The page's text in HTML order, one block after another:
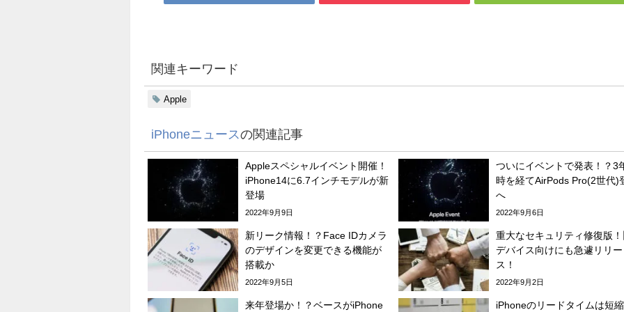
関連キーワード
Apple
iPhoneニュースの関連記事
Appleスペシャルイベント開催！
iPhone14に6.7インチモデルが新
登場
2022年9月9日
ついにイベントで発表！？3
時を経てAirPods Pro(2世代)
へ
2022年9月6日
新リーク情報！？Face IDカメラ
のデザインを変更できる機能が
搭載か
2022年9月5日
重大なセキュリティ修復版！
デバイス向けにも急遽リリー
ス！
2022年9月2日
来年登場か！？ベースがiPhone iPhoneのリードタイムは短